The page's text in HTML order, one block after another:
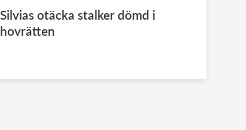
Silvias otäcka stalker dömd i
hovrätten